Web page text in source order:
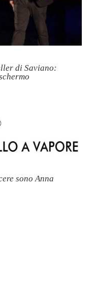
di Saviano:
sono Anna